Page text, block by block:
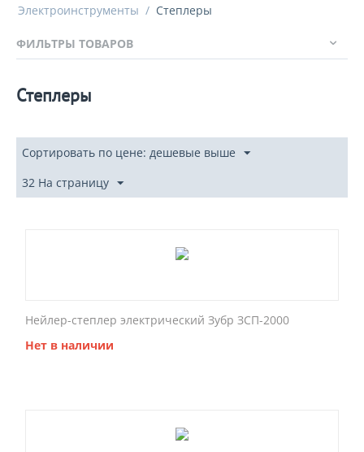
Электроинструменты / Степлеры
ФИЛЬТРЫ ТОВАРОВ
Степлеры
Сортировать по цене: дешевые выше
32 На страницу
Нейлер-степлер электрический Зубр ЗСП-2000
Нет в наличии